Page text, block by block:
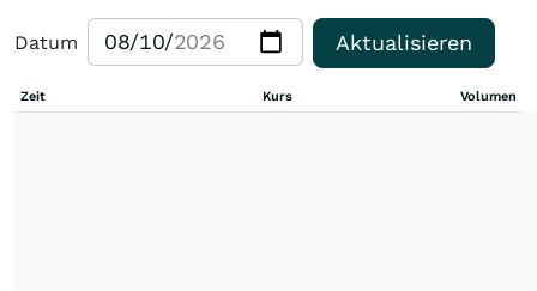
Datum Aktualisieren
Zeit Kurs Volumen